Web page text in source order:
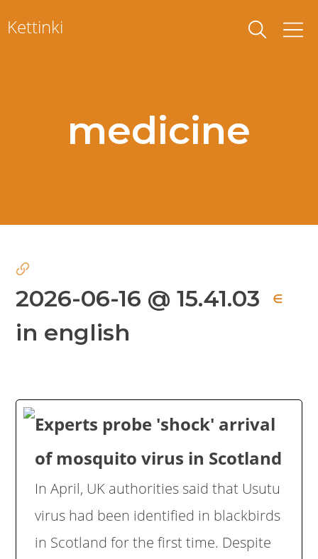
toKettinki
medicine
2026-06-16 @ 15.41.03 ∈
in english
Experts probe 'shock' arrival
of mosquito virus in Scotland
In April, UK authorities said that Usutu
virus had been identified in blackbirds
in Scotland for the first time. Despite